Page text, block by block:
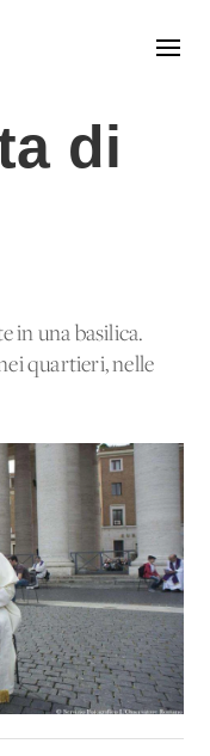
di
in una basilica.
quartieri, nelle